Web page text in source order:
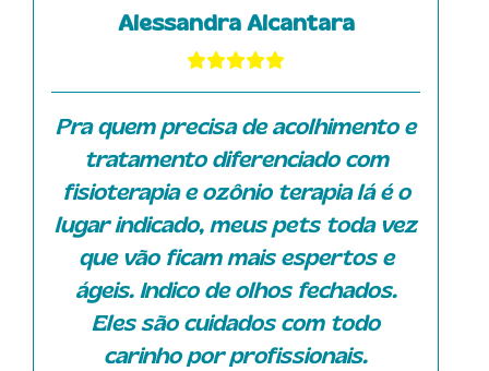
durante a sessão (foto em anexo).
Fiquei até surpresa, pois
Danila é altamente capacitada e
transmite tranquilidade. Gostaria
de ressaltar também a Isa, que
atendeu o Tommy na unidade do
Damha enquanto ele estava
fazendo sessões de ozonioterapia,
mas atualmente ela está somente
com os atendimentos domiciliares.
Alessandra Alcantara
Pra quem precisa de acolhimento e
tratamento diferenciado com
fisioterapia e ozônio terapia lá é o
lugar indicado, meus pets toda vez
que vão ficam mais espertos e
ágeis. Indico de olhos fechados.
Eles são cuidados com todo
carinho por profissionais.